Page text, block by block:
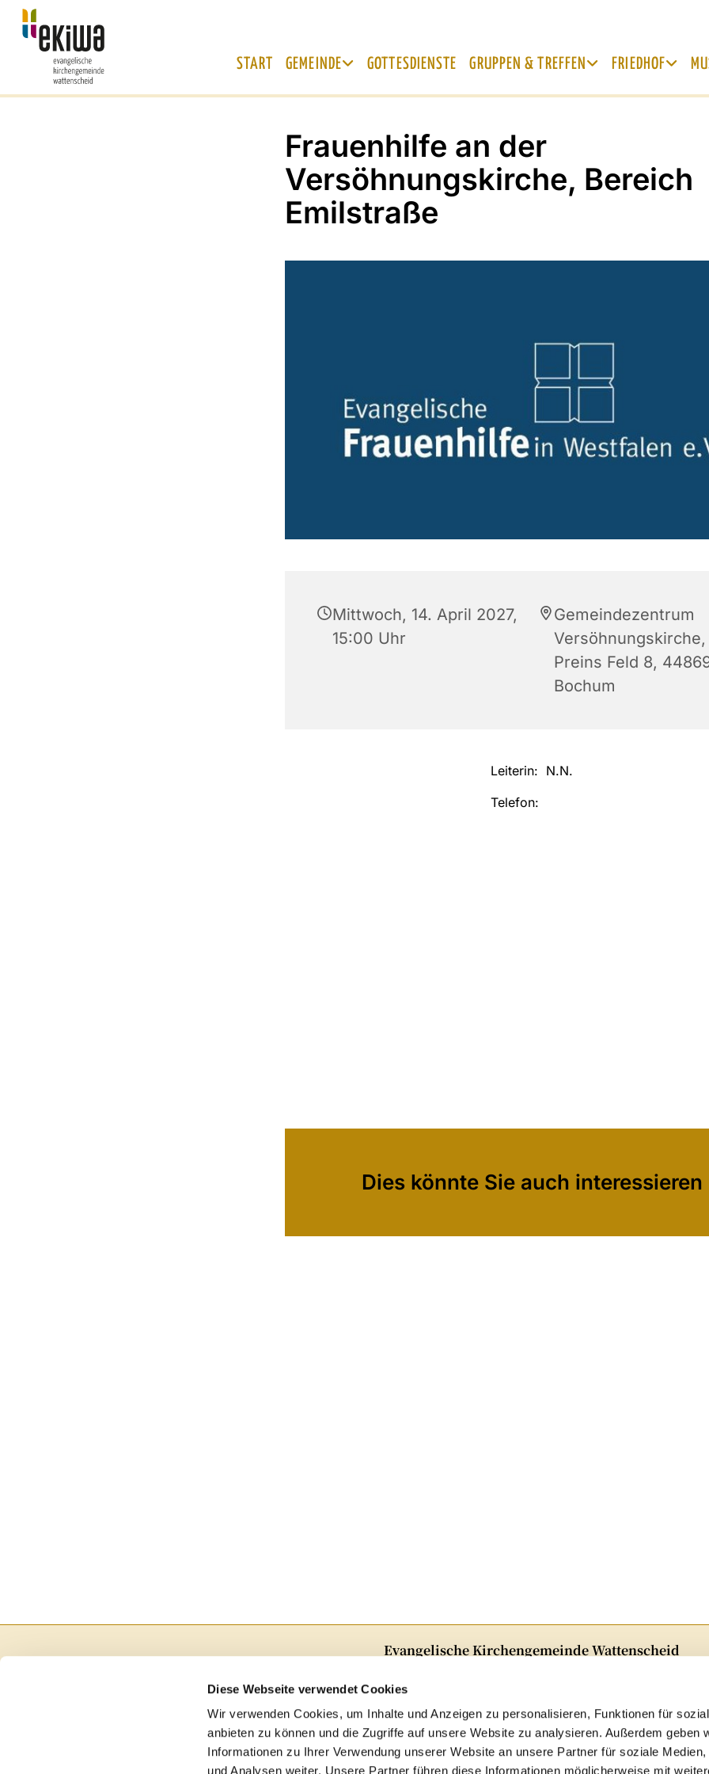
Diese Webseite verwendet Cookies
Wir verwenden Cookies, um Inhalte und Anzeigen zu personalisieren, Funktionen für
anbieten zu können und die Zugriffe auf unsere Website zu analysieren. Außerdem geben
Informationen zu Ihrer Verwendung unserer Website an unsere Partner für soziale Medien,
und Analysen weiter. Unsere Partner führen diese Informationen möglicherweise mit
START GEMEINDE GOTTESDIENSTE GRUPPEN & TREFFEN FRIEDHOF
Frauenhilfe an der
Versöhnungskirche, Bereich
Emilstraße
Mittwoch, 14. April 2027,
15:00 Uhr
Gemeindezentrum
Versöhnungskirche,
Preins Feld 8,
Bochum
Leiterin: N.N.
Telefon:
Dies könnte Sie auch interessieren
Evangelische Kirchengemeinde Wattenscheid
E-Mail:
ge-kg-Wattenscheid@ekvw.de
 Folgen Sie uns auf Instagram!